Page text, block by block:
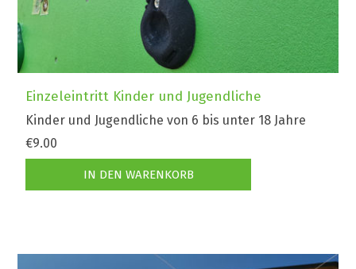
Einzeleintritt Kinder und Jugendliche
Kinder und Jugendliche von 6 bis unter 18 Jahre
€9.00